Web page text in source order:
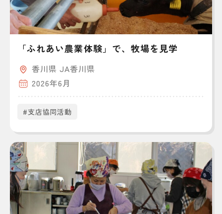
「ふれあい農業体験」で、牧場を見学
香川県 JA香川県
2026年6月
#支店協同活動